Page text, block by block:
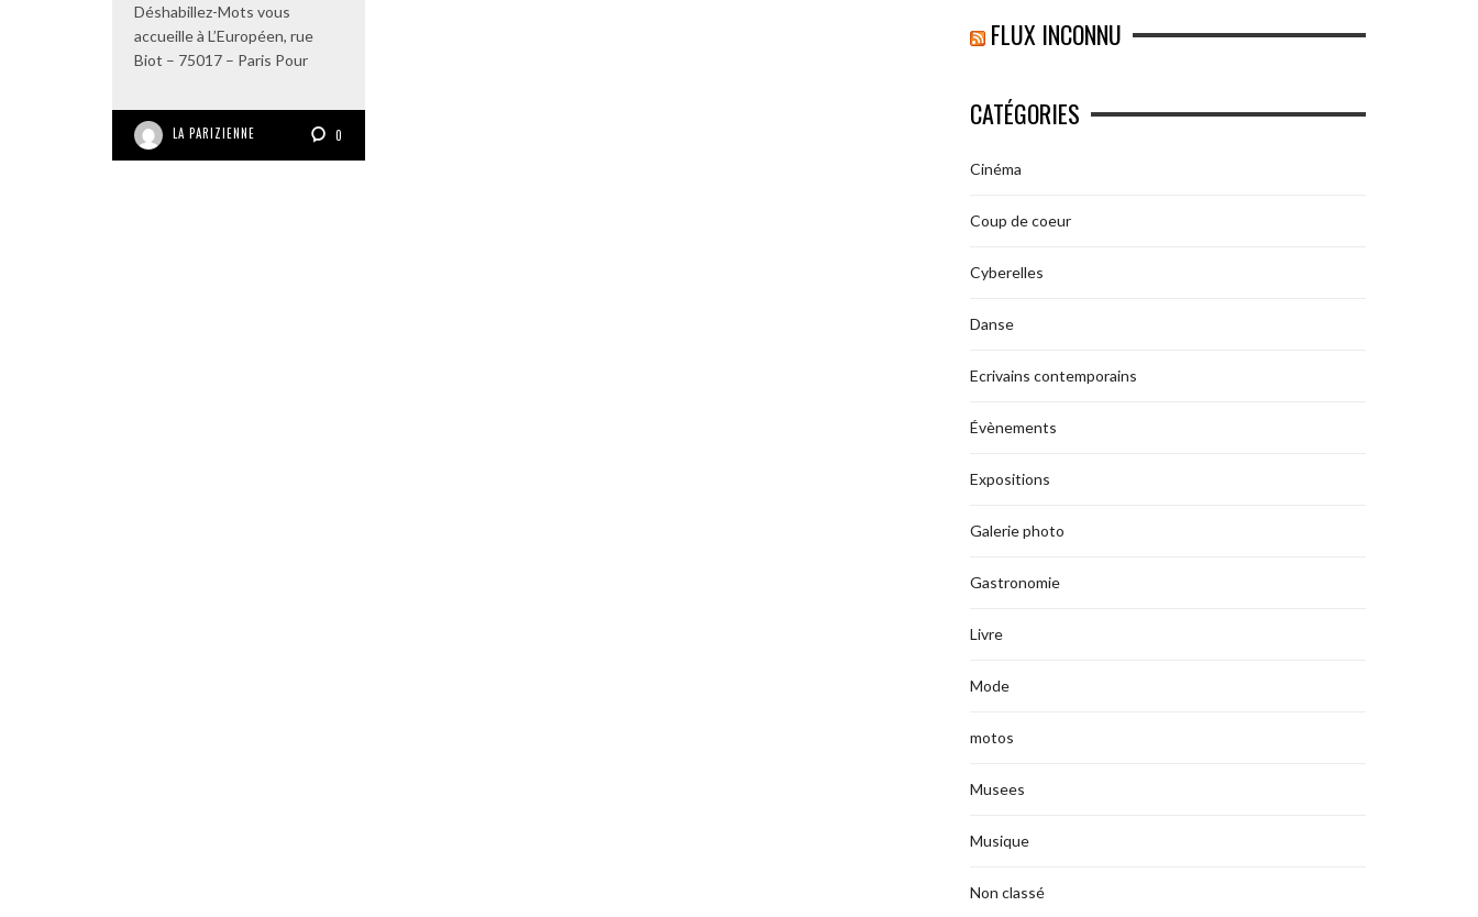
Déshabillez-Mots vous
accueille à L’Européen, rue
Biot – 75017 – Paris Pour
LA PARIZIENNE 0
FLUX INCONNU
CATÉGORIES
Cinéma
Coup de coeur
Cyberelles
Danse
Ecrivains contemporains
Évènements
Expositions
Galerie photo
Gastronomie
Livre
Mode
motos
Musees
Musique
Non classé